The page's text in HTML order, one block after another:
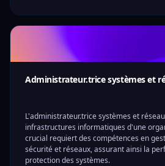
Administrateur.trice systèmes et
L'administrateur.trice systèmes et
infrastructures informatiques d'une
crucial requiert des compétences en
sécurité et réseaux, assurant ainsi la
protection des systèmes.